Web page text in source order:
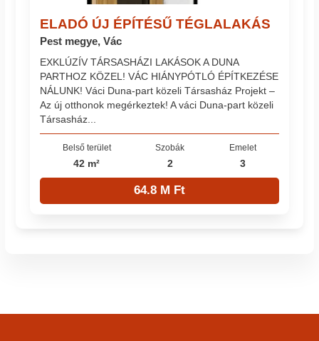
ELADÓ ÚJ ÉPÍTÉSŰ TÉGLALAKÁS
Pest megye, Vác
EXKLÚZÍV TÁRSASHÁZI LAKÁSOK A DUNA
PARTHOZ KÖZEL! VÁC HIÁNYPÓTLÓ ÉPÍTKEZÉSE
NÁLUNK! Váci Duna-part közeli Társasház Projekt –
Az új otthonok megérkeztek! A váci Duna-part közeli
Társasház...
Belső terület
42 m²
Szobák
2
Emelet
3
64.8 M Ft